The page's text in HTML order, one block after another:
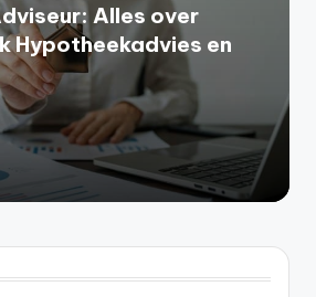
Alles over
Hypotheekadvies en